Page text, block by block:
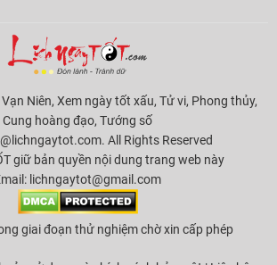
Niên, Xem ngày tốt xấu, Tử vi, Phong thủy,
Cung hoàng đạo, Tướng số
All Rights Reserved
giữ bản quyền nội dung trang web này
lichngaytot@gmail.com
giai đoạn thử nghiệm chờ xin cấp phép